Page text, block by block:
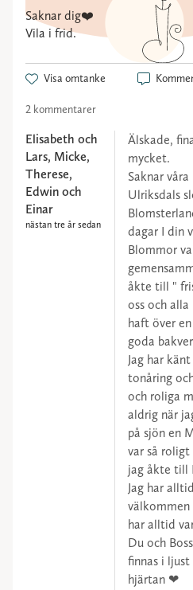
Saknar dig❤️
Vila i frid.
Visa omtanke
2 kommentarer
Elisabeth och
Lars, Micke,
Therese,
Edwin och
Einar
nästan tre år sedan
Älskade,
mycket.
Saknar
Ulriksdals
dagar I din
Blommor
åkte till "
oss och
haft över
goda
Jag har
tonåring
och roliga
aldrig när
på sjön en
var så roligt
jag åkte till
Jag har
välkommen
har alltid
Du och
finnas i
hjärtan ❤